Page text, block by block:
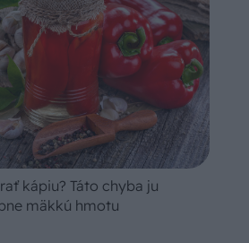
kápiu? Táto chyba ju
mäkkú hmotu